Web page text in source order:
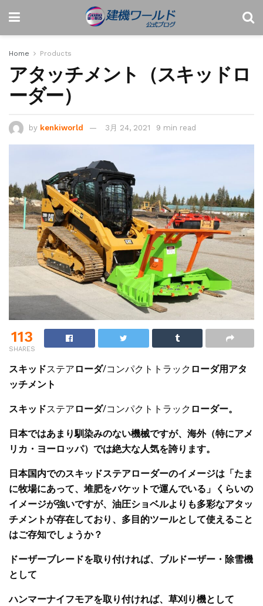
Home Products
アタッチメント（スキッドロ
ーダー）
by kenkiworld 3月 24, 2021 9 min read
113
SHARES
スキッドステアローダ/コンパクトトラック ローダ用アタ
ッチメント
スキッドステアローダ/コンパクトトラック ローダー。
日本ではあまり馴染みのない機械ですが、海外（特にアメ
リカ・ ヨーロッパ） では絶大な人気を誇ります。
日本国内でのスキッドステアローダーのイメージは 「たま
に牧場にあって、 堆肥をバケットで運んでいる」くらいの
イメージが強いですが、油圧ショベルより も多彩なアタッ
チメントが存在しており、 多目的ツールとして使えること
はご存知でしょうか？
ドーザーブレードを取り付ければ、ブルドーザー ・ 除雪機
として
ハンマーナイフモアを取り付ければ、 草刈り機として